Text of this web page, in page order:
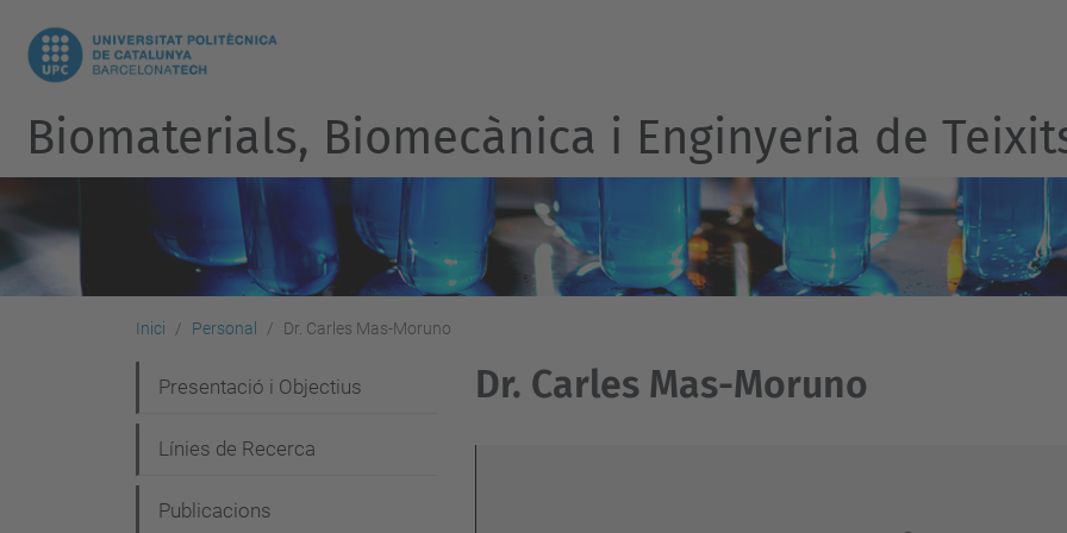
Biomaterials, Biomecànica i Enginyeria de
Inici Personal Dr. Carles Mas-Moruno
Dr. Carles Mas-Moruno
a
v
Presentació i Objectius
Línies de Recerca
Publicacions